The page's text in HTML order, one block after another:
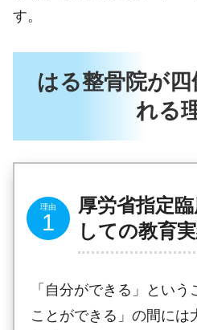
す。
はる整骨院が
れる
厚労省指定
しての教育
「自分ができる」とい
ことができる」の間には